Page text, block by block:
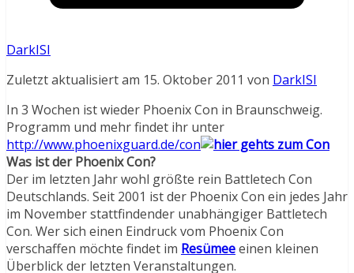
DarkISI
Zuletzt aktualisiert am 15. Oktober 2011 von DarkISI
In 3 Wochen ist wieder Phoenix Con in Braunschweig.
Programm und mehr findet ihr unter
http://www.phoenixguard.de/con
Was ist der Phoenix Con?
Der im letzten Jahr wohl größte rein Battletech Con
Deutschlands. Seit 2001 ist der Phoenix Con ein jedes Jahr
im November stattfindender unabhängiger Battletech
Con. Wer sich einen Eindruck vom Phoenix Con
verschaffen möchte findet im Resümeeeinen kleinen
Überblick der letzten Veranstaltungen.